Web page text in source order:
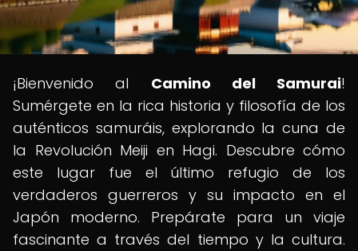
¡Bienvenido al Camino del Samurai!
Sumérgete en la rica historia y filosofía de los
auténticos samuráis, explorando la cuna de
la Revolución Meiji en Hagi. Descubre cómo
este lugar fue el último refugio de los
verdaderos guerreros y su impacto en el
Japón moderno. Prepárate para un viaje
fascinante a través del tiempo y la cultura.